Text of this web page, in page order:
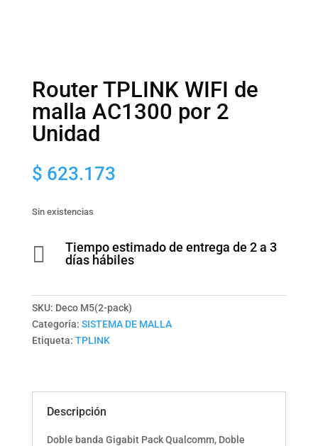
Router TPLINK WIFI de
malla AC1300 por 2
Unidad
$ 623.173
Sin existencias

Tiempo estimado de entrega de 2 a 3
días hábiles
SKU: Deco M5(2-pack)
Categoría: SISTEMA DE MALLA
Etiqueta: TPLINK
Descripción
Doble banda Gigabit Pack Qualcomm, Doble